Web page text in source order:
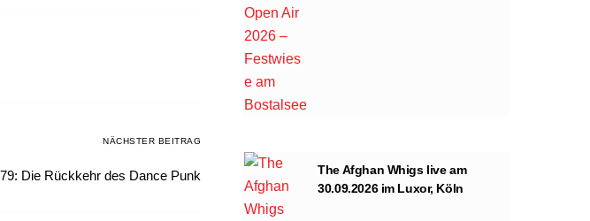
NÄCHSTER BEITRAG
Die Rückkehr des Dance Punk
The Afghan Whigs live am
30.09.2026 im Luxor, Köln